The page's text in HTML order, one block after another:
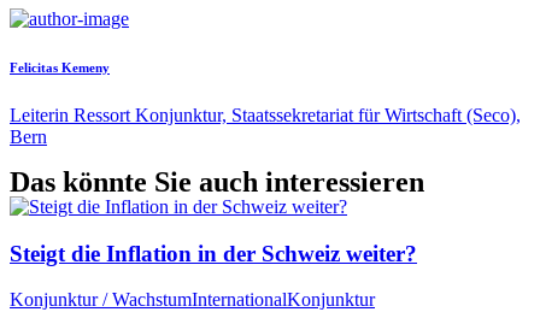
Felicitas Kemeny
Leiterin Ressort Konjunktur, Staatssekretariat für Wirtschaft (Seco),
Bern
Das könnte Sie auch interessieren
Steigt die Inflation in der Schweiz weiter?
Konjunktur / WachstumInternationalKonjunktur